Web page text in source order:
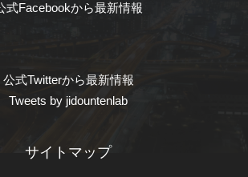
式Facebookから最新情報
公式Twitterから最新情報
Tweets by jidountenlab
サイトマップ